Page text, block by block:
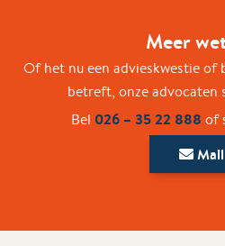
Meer
Of het nu een advieskwestie of
betreft, onze advocaten
Bel 026 – 35 22 888 of
Mail